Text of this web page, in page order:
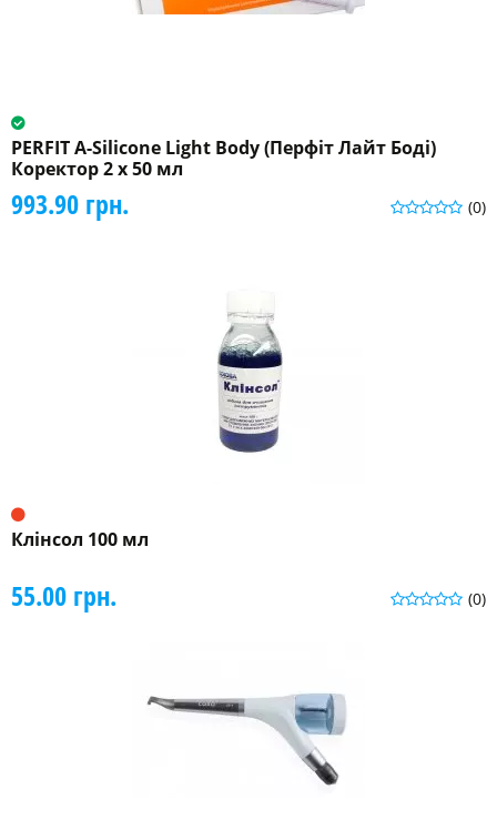
PERFIT A-Silicone Light Body (Перфіт Лайт Боді)
Коректор 2 x 50 мл
(0)
993.90 грн.
Клінсол 100 мл
(0)
55.00 грн.